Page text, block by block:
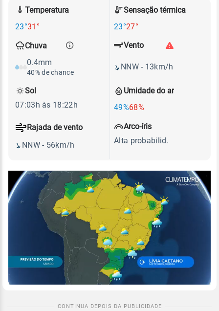
Temperatura
23°31°
Sensação térmica
23°27°
Chuva
0.4mm
40% de chance
Umidade do ar
49%68%
Vento
NNW - 13km/h
Rajada de vento
NNW - 56km/h
Sol
07:03h às 18:22h
Arco-íris
Alta probabilid.